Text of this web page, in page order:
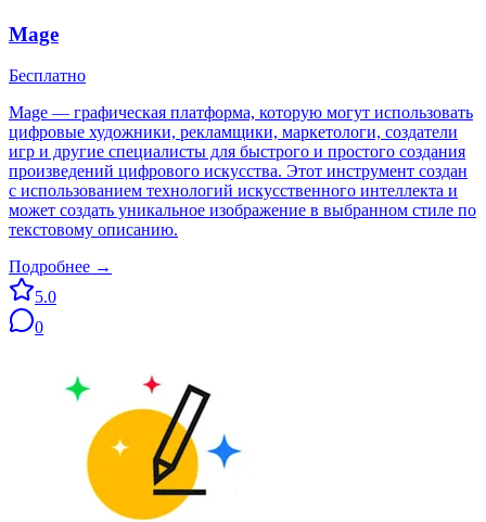
Mage
Бесплатно
Mage — графическая платформа, которую могут использовать
цифровые художники, рекламщики, маркетологи, создатели
игр и другие специалисты для быстрого и простого создания
произведений цифрового искусства. Этот инструмент создан
с использованием технологий искусственного интеллекта и
может создать уникальное изображение в выбранном стиле по
текстовому описанию.
Подробнее →
5.0
0